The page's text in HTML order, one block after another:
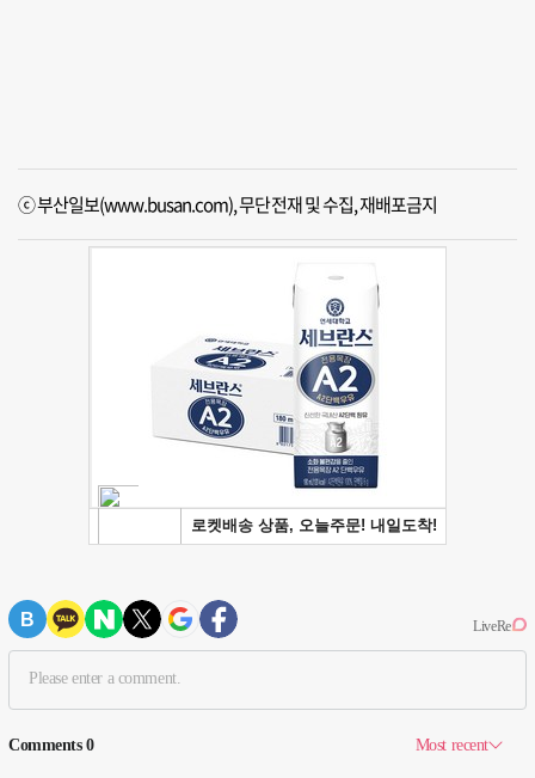
ⓒ 부산일보(www.busan.com), 무단전재 및 수집, 재배포금지